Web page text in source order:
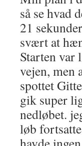
så se hvad
21
svært at
Starten var
vejen, men
spottet
gik super
nedløbet.
løb